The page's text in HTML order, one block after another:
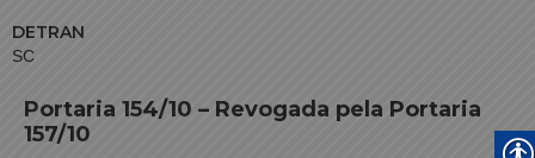
DETRAN
SC
Portaria 154/10 – Revogada pela Portaria
157/10